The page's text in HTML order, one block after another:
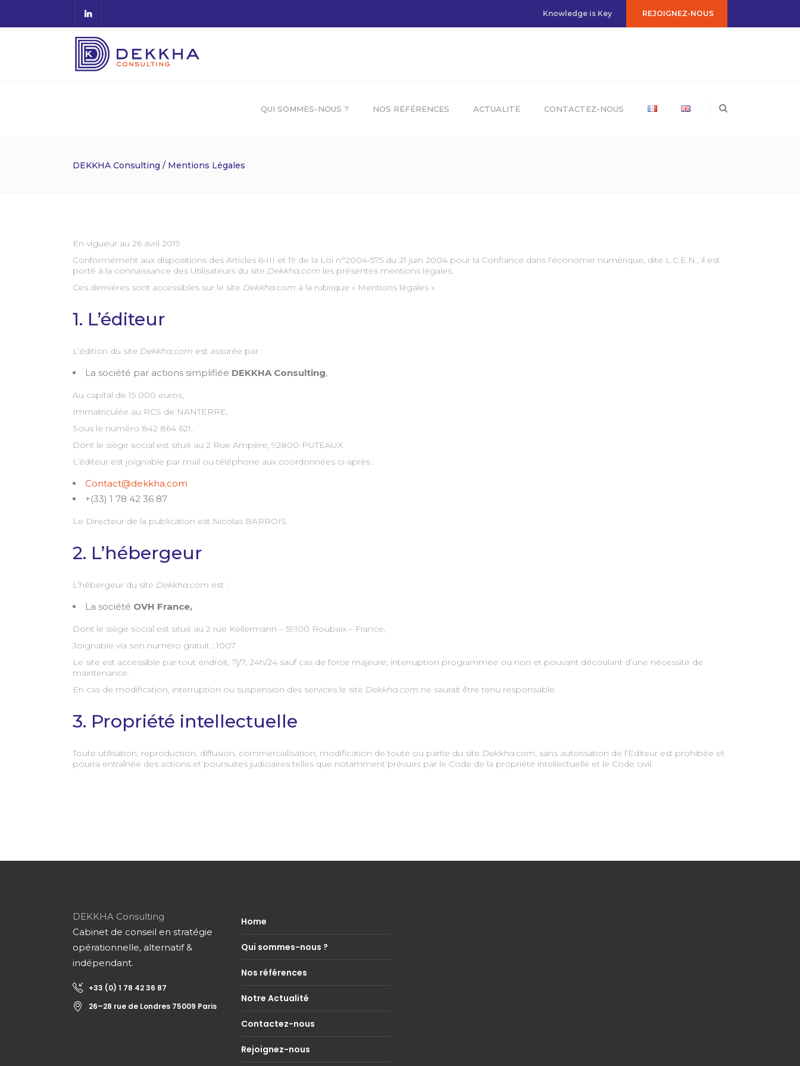
Knowledge is Key REJOIGNEZ-NOUS
QUI SOMMES-NOUS ? NOS RÉFÉRENCES ACTUALITÉ CONTACTEZ-NOUS
DEKKHA Consulting / Mentions Légales
En vigueur au 26 avril 2019
Conformément aux dispositions des Articles 6-III et 19 de la Loi n°2004-575 du 21 juin 2004 pour la Confiance dans l’économie numérique, dite L.C.E.N., il est
porté à la connaissance des Utilisateurs du site Dekkha.com les présentes mentions légales.
Ces dernières sont accessibles sur le site Dekkha.com à la rubrique « Mentions légales ».
1. L’éditeur
L’édition du site Dekkha.com est assurée par :
La société par actions simplifiée DEKKHA Consulting,
Au capital de 15 000 euros,
Immatriculée au RCS de NANTERRE,
Sous le numéro 842 864 621,
Dont le siège social est situé au 2 Rue Ampère, 92800-PUTEAUX.
L’éditeur est joignable par mail ou téléphone aux coordonnées ci-après :
Contact@dekkha.com
+(33) 1 78 42 36 87
Le Directeur de la publication est Nicolas BARROIS.
2. L’hébergeur
L’hébergeur du site Dekkha.com est :
La société OVH France,
Dont le siège social est situé au 2 rue Kellermann – 59100 Roubaix – France,
Joignable via son numéro gratuit : 1007
Le site est accessible par tout endroit, 7j/7, 24h/24 sauf cas de force majeure, interruption programmée ou non et pouvant découlant d’une nécessité de
maintenance.
En cas de modification, interruption ou suspension des services le site Dekkha.com ne saurait être tenu responsable.
3. Propriété intellectuelle
Toute utilisation, reproduction, diffusion, commercialisation, modification de toute ou partie du site Dekkha.com, sans autorisation de l’Editeur est prohibée et
pourra entraînée des actions et poursuites judiciaires telles que notamment prévues par le Code de la propriété intellectuelle et le Code civil.
DEKKHA Consulting
Cabinet de conseil en stratégie
opérationnelle, alternatif &
indépendant.
+33 (0) 1 78 42 36 87
26–28 rue de Londres 75009 Paris
Home
Qui sommes-nous ?
Nos références
Notre Actualité
Contactez-nous
Rejoignez-nous